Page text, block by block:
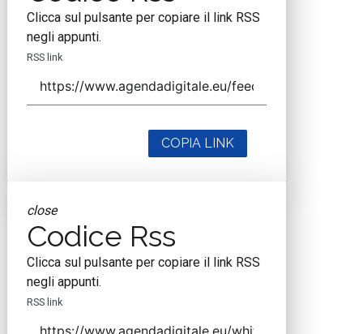
Clicca sul pulsante per copiare il link RSS
negli appunti.
RSS link
COPIA LINK
close
Codice Rss
Clicca sul pulsante per copiare il link RSS
negli appunti.
RSS link